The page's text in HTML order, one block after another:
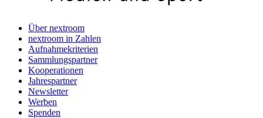
Über nextroom
nextroom in Zahlen
Aufnahmekriterien
Sammlungspartner
Kooperationen
Jahrespartner
Newsletter
Werben
Spenden